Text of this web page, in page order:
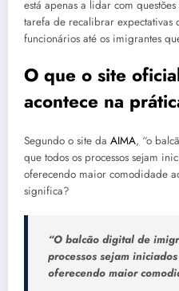
está apenas a lidar com
tarefa de recalibrar expectativas
funcionários até os imigrantes
O que o site
acontece na
Segundo o site da AIMA, “o
que todos os processos sejam
oferecendo maior comodidade
significa?
“O balcão digital de
processos sejam
oferecendo maior